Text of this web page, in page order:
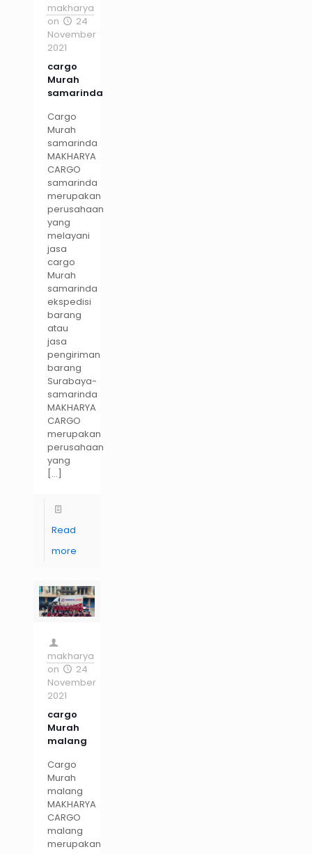
makharya
on
24
November
2021
cargo
Murah
samarinda
Cargo
Murah
samarinda
MAKHARYA
CARGO
samarinda
merupakan
perusahaan
yang
melayani
jasa
cargo
Murah
samarinda
ekspedisi
barang
atau
jasa
pengiriman
barang
Surabaya-
samarinda
MAKHARYA
CARGO
merupakan
perusahaan
yang
[…]
Read
more
makharya
on
24
November
2021
cargo
Murah
malang
Cargo
Murah
malang
MAKHARYA
CARGO
malang
merupakan